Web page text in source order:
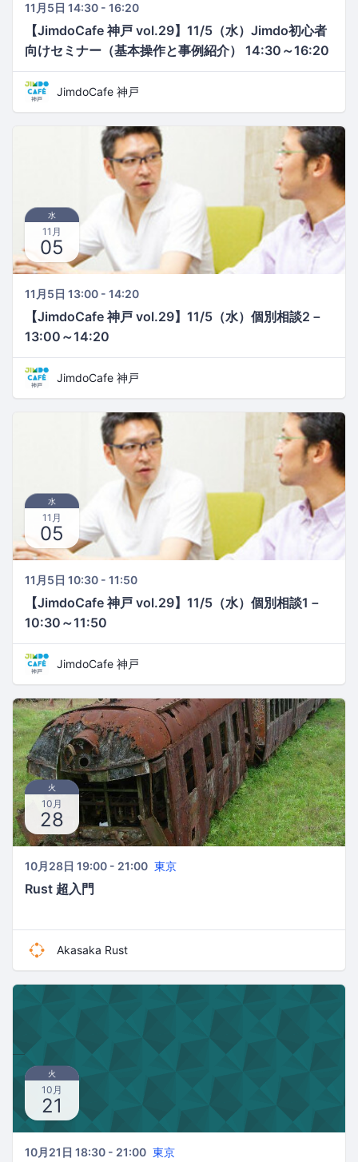
11月5日 14:30 - 16:20
【JimdoCafe 神戸 vol.29】11/5（水）Jimdo初心者
向けセミナー（基本操作と事例紹介） 14:30～16:20
JimdoCafe 神戸
水
11月
05
11月5日 13:00 - 14:20
【JimdoCafe 神戸 vol.29】11/5（水）個別相談2－
13:00～14:20
JimdoCafe 神戸
水
11月
05
11月5日 10:30 - 11:50
【JimdoCafe 神戸 vol.29】11/5（水）個別相談1－
10:30～11:50
JimdoCafe 神戸
火
10月
28
10月28日 19:00 - 21:00 東京
Rust 超入門
Akasaka Rust
火
10月
21
10月21日 18:30 - 21:00 東京